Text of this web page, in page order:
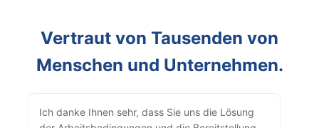
Vertraut von Tausenden von
Menschen und Unternehmen.
Ich danke Ihnen sehr, dass Sie uns die Lösung